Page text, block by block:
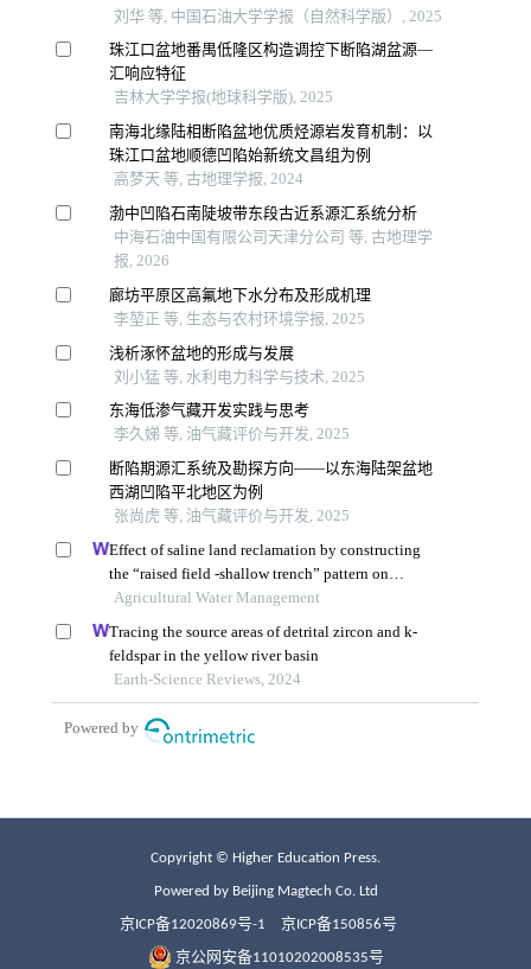
Copyright © Higher Education Press.
Powered by Beijing Magtech Co. Ltd
京ICP备12020869号-1 京ICP备150856号
京公网安备11010202008535号